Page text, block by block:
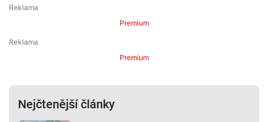
Premium
Premium
Nejčtenější články